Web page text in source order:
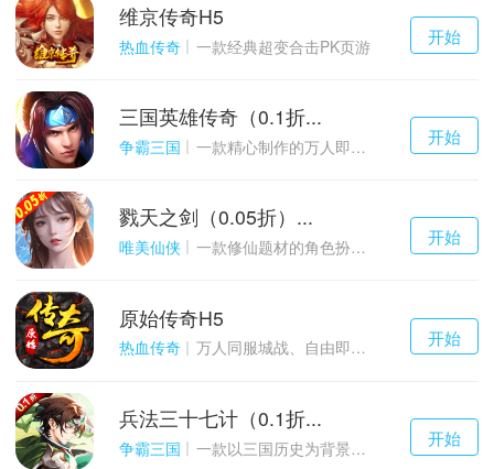
千百度h5
游戏
开始
维京传奇H5
热血传奇 一款经典超变合击PK页游
千百度h5
游戏
开始
三国英雄传奇（0.1折...
争霸三国 一款精心制作的万人即时战斗SLG三国手游
千百度h5
游戏
开始
戮天之剑（0.05折）...
唯美仙侠 一款修仙题材的角色扮演养成手游
千百度h5
游戏
开始
原始传奇H5
热血传奇 万人同服城战、自由即时PK的1.85经典玩法
千百度h5
游戏
开始
兵法三十七计（0.1折...
争霸三国 一款以三国历史为背景的卡牌策略游戏